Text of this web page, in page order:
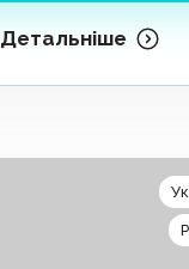
Детальніше